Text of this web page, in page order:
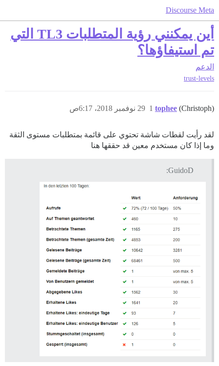
Discourse Meta
أين يمكنني رؤية المتطلبات TL3 التي
تم استيفاؤها؟
الدعم
trust-levels
tophee (Christoph) 29 نوفمبر 2018، 6:17ص 1
لقد رأيت لقطات شاشة تحتوي على قائمة بمتطلبات مستوى الثقة
وما إذا كان مستخدم معين قد حققها هنا
GuidoD: